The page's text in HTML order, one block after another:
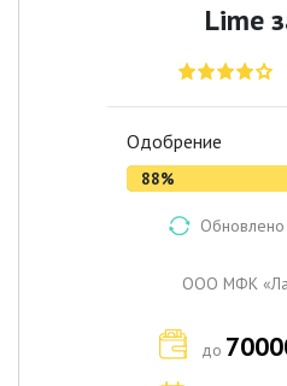
Lime
Одобрение
88%
ООО МФК
до